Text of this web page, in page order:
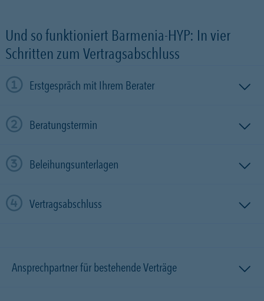
Und so funktioniert Barmenia-HYP: In vier
Schritten zum Vertragsabschluss
Erstgespräch mit Ihrem Berater
Beratungstermin
Beleihungsunterlagen
Vertragsabschluss
Ansprechpartner für bestehende Verträge